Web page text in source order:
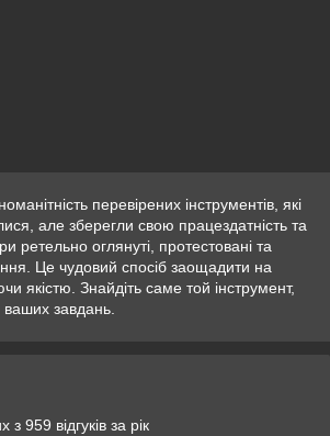
перевірених інструментів, які
але зберегли свою працездатність та
ретельно оглянуті, протестовані та
Це чудовий спосіб заощадити на
якістю. Знайдіть саме той інструмент,
ваших завдань.
959 відгуків за рік